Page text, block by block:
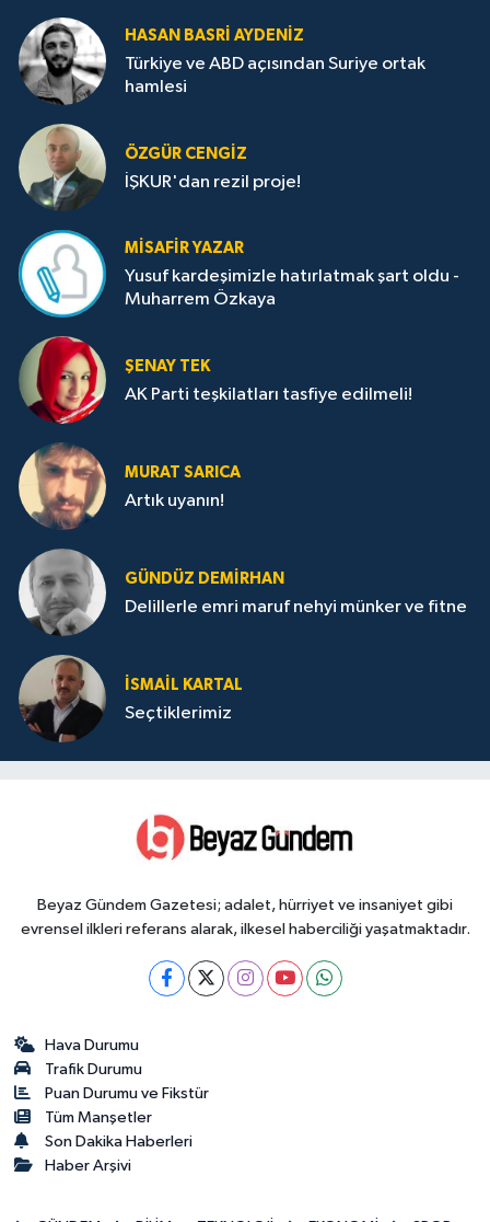
HASAN BASRI AYDENIZ
Türkiye ve ABD açısından Suriye ortak
hamlesi
ÖZGÜR CENGIZ
İŞKUR'dan rezil proje!
MISAFIR YAZAR
Yusuf kardeşimizle hatırlatmak şart oldu -
Muharrem Özkaya
ŞENAY TEK
AK Parti teşkilatları tasfiye edilmeli!
MURAT SARICA
Artık uyanın!
GÜNDÜZ DEMIRHAN
Delillerle emri maruf nehyi münker ve fitne
İSMAIL KARTAL
Seçtiklerimiz
Beyaz Gündem Gazetesi; adalet, hürriyet ve insaniyet gibi
evrensel ilkleri referans alarak, ilkesel haberciliği yaşatmaktadır.
Hava Durumu
Trafik Durumu
Puan Durumu ve Fikstür
Tüm Manşetler
Son Dakika Haberleri
Haber Arşivi